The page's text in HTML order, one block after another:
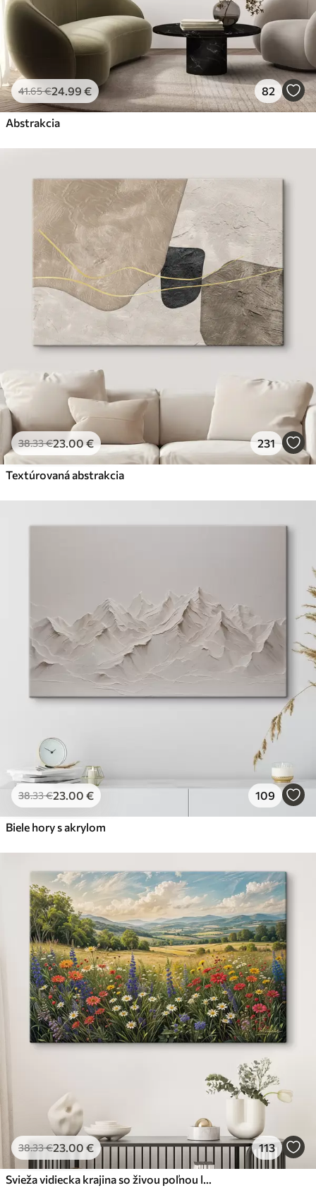
41.65€24.99 € 82
Abstrakcia
38.33€23.00€ 231
Textúrovaná abstrakcia
38.33€23.00 € 109
Biele hory s akrylom
38.33€23.00 € 113
Svieža vidiecka krajina so živou poľnou lúkou plnou farebných kvetov pod zamračenou oblohou